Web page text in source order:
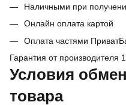
Наличными при
Онлайн оплата картой
Оплата частями
Гарантия от производителя
Условия
товара